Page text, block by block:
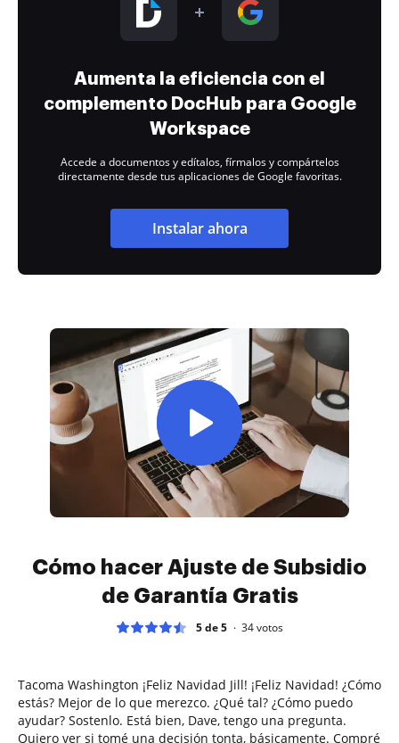
Aumenta la eficiencia con el
complemento DocHub para Google
Workspace
Accede a documentos y edítalos, fírmalos y compártelos
directamente desde tus aplicaciones de Google favoritas.
Instalar ahora
Cómo hacer Ajuste de Subsidio
de Garantía Gratis
5 de 5 34votos
Tacoma Washington ¡Feliz Navidad Jill! ¡Feliz Navidad! ¿Cómo
estás? Mejor de lo que merezco. ¿Qué tal? ¿Cómo puedo
ayudar? Sostenlo. Está bien, Dave, tengo una pregunta.
Quiero ver si tomé una decisión tonta, básicamente. Compré